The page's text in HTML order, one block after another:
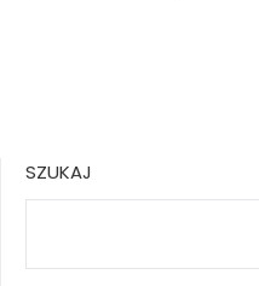
SZUKAJ